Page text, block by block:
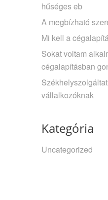
hűséges eb
A megbízható
Mi kell a
Sokat voltam
cégalapításban
vállalkozóknak
Kategória
Uncategorized